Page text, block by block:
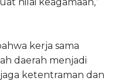
kerja sama
daerah menjadi
ketentraman dan